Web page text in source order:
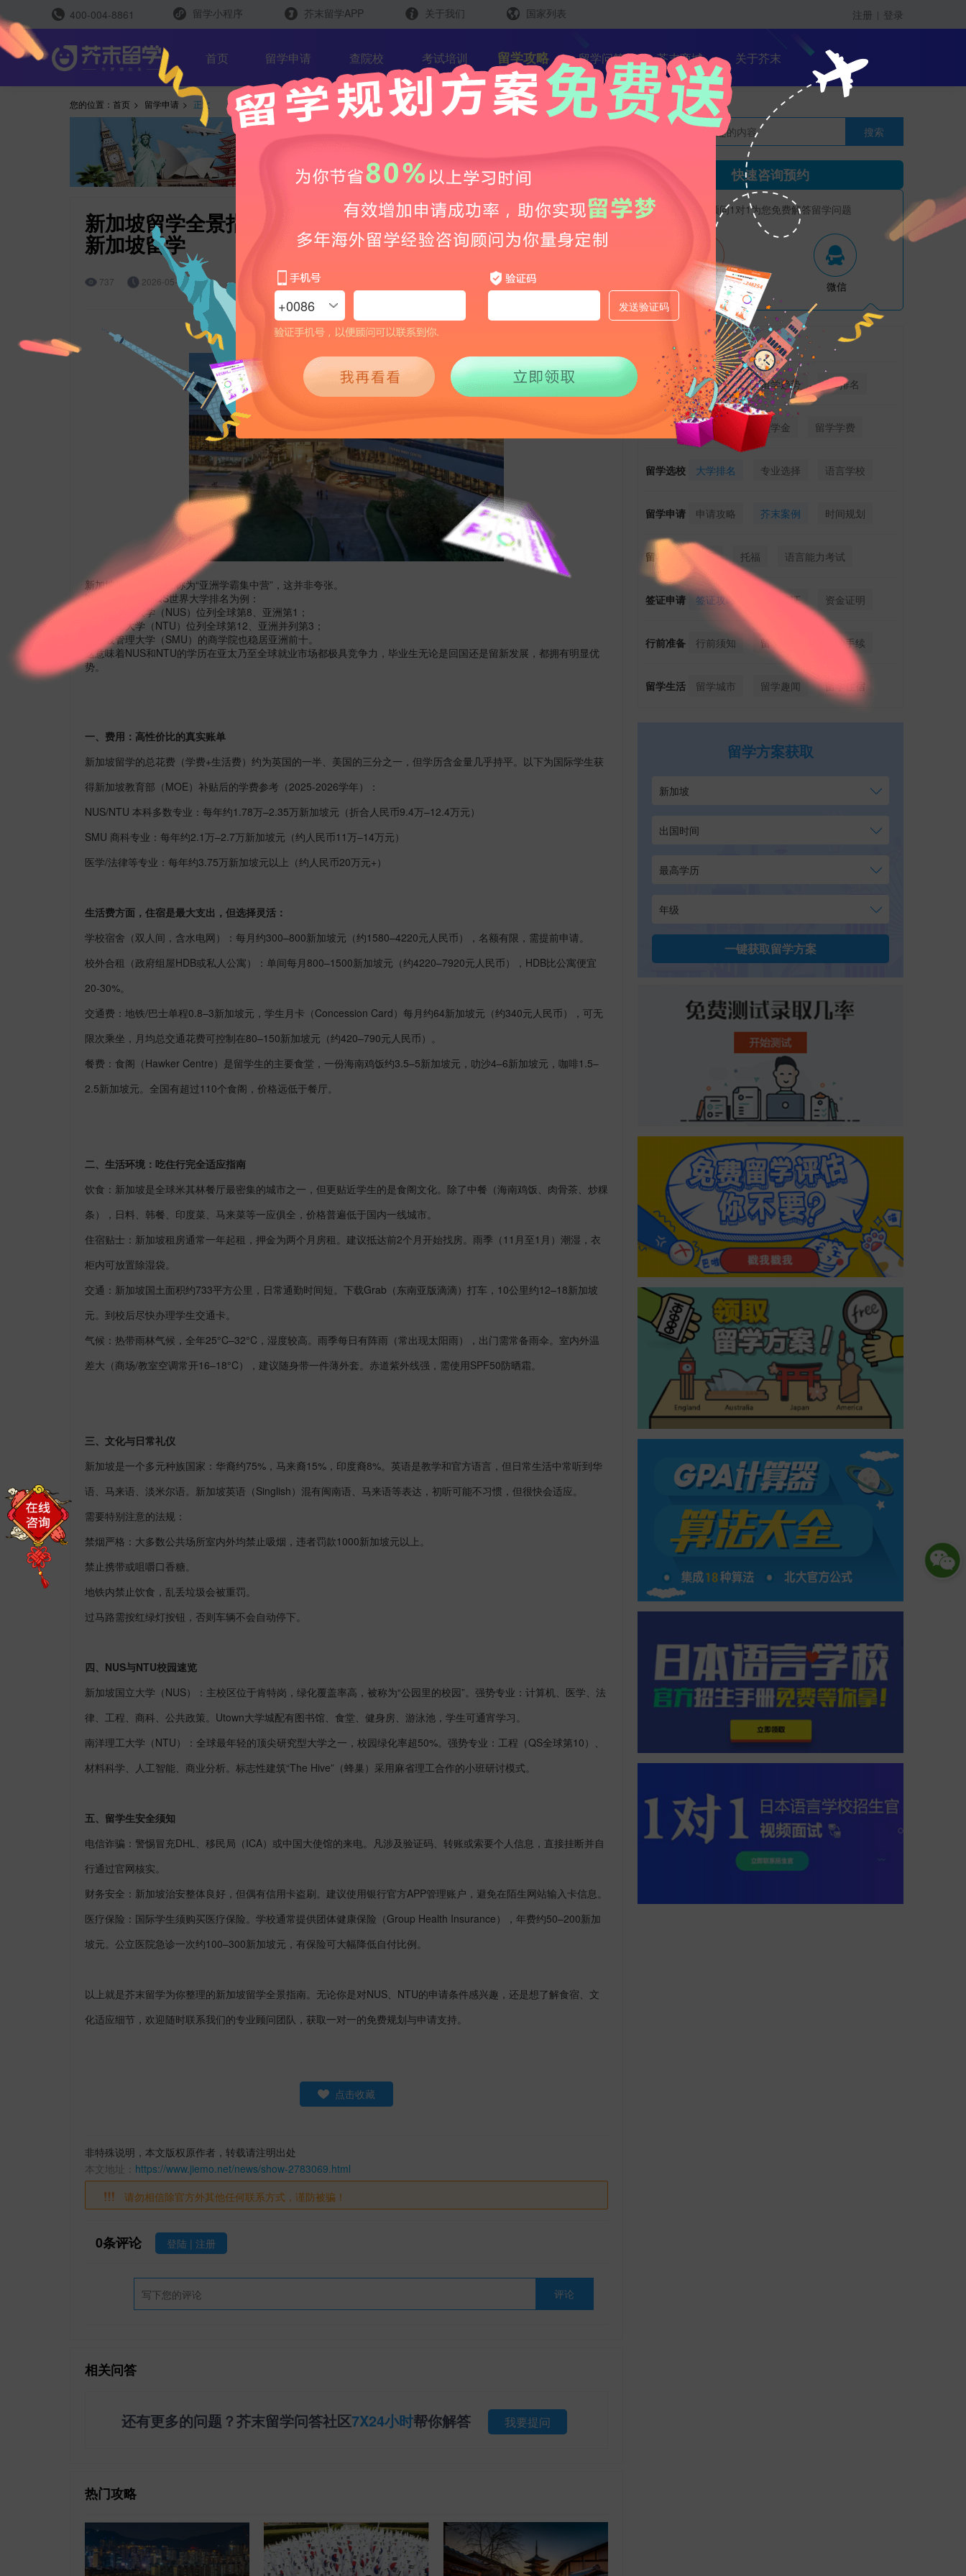
400-004-8861 留学小程序
留学评测
留学规划助手 留学申请助手
雅思能力测评 托福能力测评
芥末留学APP 关于我们
国家列表
韩国
英国
注册 | 登录
首页 留学申请 查院校 考试培训 留学攻略 留学问答 芥末商城 关于芥末
您的位置： 首页 > 留学申请 > 正文
新加坡留学全景指南 | 名校排名·花费·食宿交通·文化适应 |
新加坡留学
737 2026-05-27 15:41
新加坡被许多留学生称为“亚洲学霸集中营”，这并非夸张。
以2025-2026 QS世界大学排名为例：
新加坡国立大学（NUS）位列全球第8 、亚洲第1 ；
南洋理工大学（NTU）位列全球第12 、亚洲并列第3 ；
新加坡管理大学（SMU）的商学院也稳居亚洲前十。
这意味着NUS和NTU的学历在亚太乃至全球就业市场都极具竞争力，毕业生无论是回国还是留新发展，都拥有明显优
势。
一、费用：高性价比的真实账单
新加坡留学的总花费（学费+生活费）约为英国的一半、美国的三分之一，但学历含金量几乎持平。以下为国际学生获
得新加坡教育部（MOE）补贴后的学费参考（2025-2026学年）：
NUS/NTU 本科多数专业：每年约1.78万–2.35万新加坡元（折合人民币9.4万–12.4万元）
SMU 商科专业：每年约2.1万–2.7万新加坡元（约人民币11万–14万元）
医学/法律等专业：每年约3.75万新加坡元以上（约人民币20万元+）
生活费方面，住宿是最大支出，但选择灵活：
学校宿舍（双人间，含水电网）：每月约300–800新加坡元（约1580–4220元人民币），名额有限，需提前申请。
校外合租（政府组屋HDB或私人公寓）：单间每月 800–1500新加坡元（约4220–7920元人民币）， HDB比公寓便宜
20-30%。
交通费：地铁/巴士单程0.8–3新加坡元，学生月卡（Concession Card）每月约64新加坡元（约340元人民币），可无
限次乘坐，月均总交通花费可控制在80–150新加坡元（约420–790元人民币）。
餐费：食阁（Hawker Centre）是留学生的主要食堂，一份海南鸡饭约3.5–5新加坡元，叻沙4–6新加坡元，咖啡1.5–
2.5新加坡元。全国有超过110个食阁，价格远低于餐厅。
二、生活环境：吃住行完全适应指南
饮食：新加坡是全球米其林餐厅最密集的城市之一，但更贴近学生的是食阁文化。除了中餐（海南鸡饭、肉骨茶、炒粿
条），日料、韩餐、印度菜、马来菜等一应俱全，价格普遍低于国内一线城市。
住宿贴士：新加坡租房通常一年起租，押金为两个月房租。建议抵达前2个月开始找房。雨季（11 月至1 月）潮湿，衣
柜内可放置除湿袋。
交通：新加坡国土面积约733平方公里，日常通勤时间短。下载Grab （东南亚版滴滴）打车， 10公里约12–18新加坡
元。到校后尽快办理学生交通卡。
气候：热带雨林气候，全年25°C–32°C ，湿度较高。雨季每日有阵雨（常出现太阳雨），出门需常备雨伞。室内外温
差大（商场/教室空调常开16–18°C），建议随身带一件薄外套。赤道紫外线强，需使用SPF50防晒霜。
三、文化与日常礼仪
新加坡是一个多元种族国家：华裔约75% ，马来裔15% ，印度裔8%。英语是教学和官方语言，但日常生活中常听到华
语、马来语、淡米尔语。新加坡英语（Singlish）混有闽南语、马来语等表达，初听可能不习惯，但很快会适应。
需要特别注意的法规：
禁烟严格：大多数公共场所室内外均禁止吸烟，违者罚款1000新加坡元以上。
禁止携带或咀嚼口香糖。
地铁内禁止饮食，乱丢垃圾会被重罚。
过马路需按红绿灯按钮，否则车辆不会自动停下。
四、 NUS与NTU校园速览
新加坡国立大学（NUS）：主校区位于肯特岗，绿化覆盖率高，被称为“公园里的校园”。强势专业：计算机、医学、法
律、工程、商科、公共政策。 Utown大学城配有图书馆、食堂、健身房、游泳池，学生可通宵学习。
南洋理工大学（NTU）：全球最年轻的顶尖研究型大学之一，校园绿化率超50%。强势专业：工程（QS全球第10）、
材料科学、人工智能、商业分析。标志性建筑“The Hive”（蜂巢）采用麻省理工合作的小班研讨模式。
五、留学生安全须知
电信诈骗：警惕冒充DHL 、移民局（ICA）或中国大使馆的来电。凡涉及验证码、转账或索要个人信息，直接挂断并自
行通过官网核实。
财务安全：新加坡治安整体良好，但偶有信用卡盗刷。建议使用银行官方APP管理账户，避免在陌生网站输入卡信息。
医疗保险：国际学生须购买医疗保险。学校通常提供团体健康保险（Group Health Insurance），年费约50–200新加
坡元。公立医院急诊一次约100–300新加坡元，有保险可大幅降低自付比例。
以上就是芥末留学为你整理的新加坡留学全景指南。无论你是对NUS NTU的申请条件感兴趣，还是想了解食宿、文
化适应细节，欢迎随时联系我们的专业顾问团队，获取一对一的免费规划与申请支持。
点击收藏
非特殊说明，本文版权原作者，转载请注明出处
本文地址： https://www.jiemo.net/news/show-2783069.html
请勿相信除官方外其他任何联系方式，谨防被骗！
0条评论 登陆 | 注册
评论
相关问答
还有更多的问题？芥末留学问答社区7X24小时帮你解答 我要提问
热门攻略
搜索
快速咨询预约
资深顾问1对1为您免费解答留学问题
电话 微信
热门标签
留学新闻 留学新政 留学趋势 QS排名
留学费用 费用详解 奖学金 留学学费
留学选校 大学排名 专业选择 语言学校
留学申请 申请攻略 芥末案例 时间规划
留学考试 雅思 托福 语言能力考试
签证申请 签证攻略 留学签证 资金证明
行前准备 行前须知 留学行李 留学手续
留学生活 留学城市 留学趣闻 留学住宿
留学方案获取